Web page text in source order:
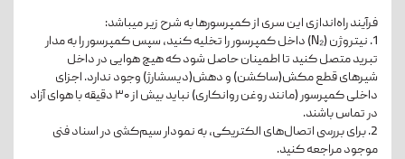
فرآیند راه‌اندازی این سری از کمپرسورها به شرح زیر می­باشد:
1. نیتروژن
(N₂) داخل کمپرسور را تخلیه کنید، سپس کمپرسور را به مدار
تبرید متصل کنید تا اطمینان حاصل شود که هیچ هوایی در داخل
شیرهای قطع مکش(ساکشن) و دهش(دیسشارژ) وجود ندارد. اجزای
داخلی کمپرسور (مانند روغن‌ روانکاری) نباید بیش از ۳۰ دقیقه با هوای آزاد
در تماس باشند.
2. برای بررسی اتصال‌های الکتریکی، به نمودار سیم‌کشی در اسناد فنی
موجود مراجعه کنید.